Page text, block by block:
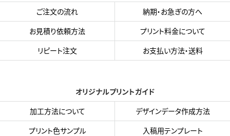
ご注文の流れ
納期・お急ぎの方へ
お見積り依頼方法
プリント料金について
リピート注文
お支払い方法・送料
オリジナルプリントガイド
加工方法について
デザインデータ作成方法
プリント色サンプル
入稿用テンプレート